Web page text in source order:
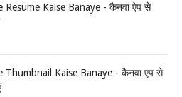
Resume Kaise Banaye - कैनवा ऐप से
Thumbnail Kaise Banaye - कैनवा एप से